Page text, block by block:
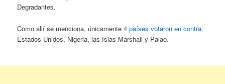
Degradantes.
Como allí se menciona, únicamente4 países votaron en contra:
Estados Unidos, Nigeria, las Islas Marshall y Palao.